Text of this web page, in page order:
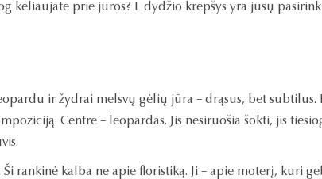
keliaujate prie jūros? L dydžio krepšys yra jūsų
ir žydrai melsvų gėlių jūra – drąsus, bet
Centre – leopardas. Jis nesiruošia šokti, jis
rankinė kalba ne apie floristiką. Ji – apie moterį, kuri